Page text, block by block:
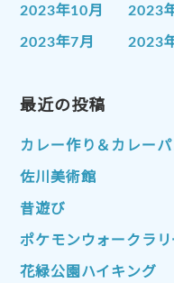
2023年10月 2023
2023年7月 2023
2023年1月
2022年10月 2022
2022年7月
2022年4月
2022年1月 2021
2021年10月 2021
最近の投稿
カレー作り＆カレーパ
佐川美術館
昔遊び
ポケモンウォークラ
花緑公園ハイキング